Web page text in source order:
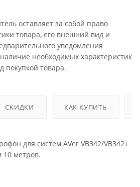
оставляет за собой право
товара, его внешний вид и
уведомления
необходимых характеристик
покупкой товара.
СКИДКИ КАК КУПИТЬ
для систем AVer VB342/VB342+
10 метров.